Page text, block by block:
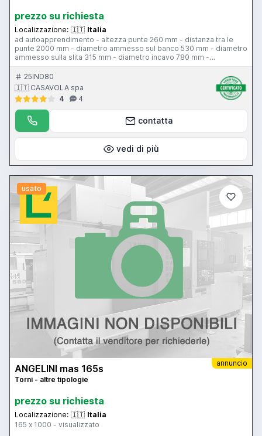
prezzo su richiesta
Localizzazione: 🇮🇹 Italia
ad autoapprendimento - altezza punte 260 mm - distanza tra le
punte 2000 mm - diametro ammesso sul banco 530 mm - diametro
ammesso sulla slita 315 mm - diametro incavo 780 mm -
passaggio barra 78 mm - velocità mandrino 3 gamme 0-1700 giri
al minuto - 10.0 Hp - torretta automatica 8 posizioni Baruffaldi BSV-
N120-8-25 – unità di governo Fagor 800 T
25IND80
🇮🇹 CASAVOLA spa
4
4
contatta
vedi di più
usato
annuncio
ANGELINI mas 165s
Torni - altre tipologie
prezzo su richiesta
Localizzazione: 🇮🇹 Italia
165 x 1000 - visualizzato